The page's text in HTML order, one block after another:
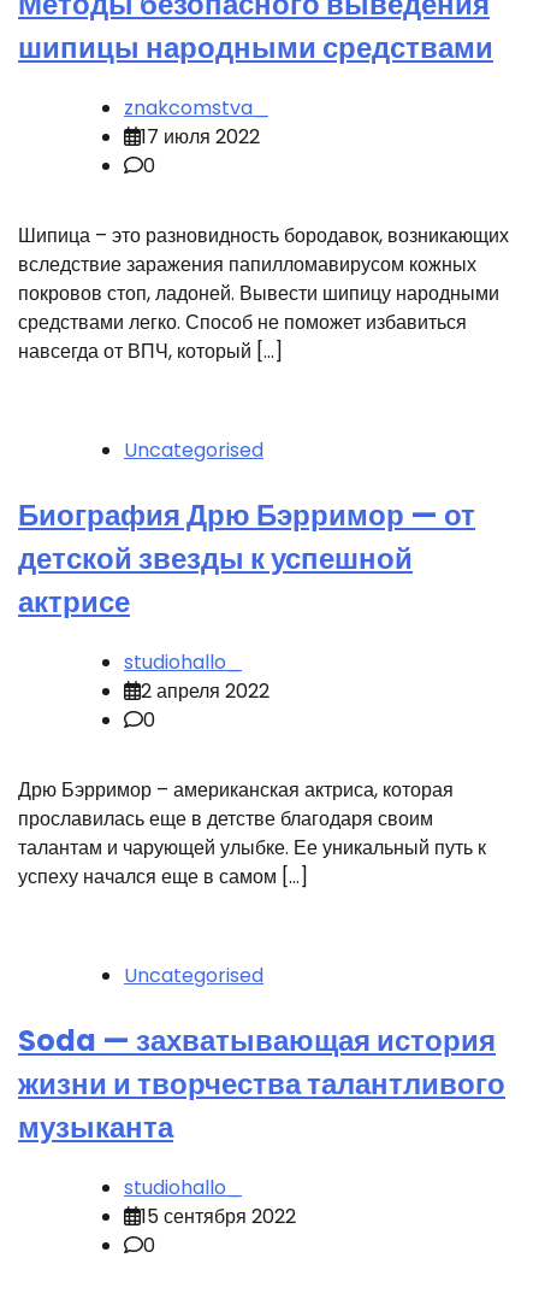
шипицы народными средствами
znakcomstva_
17 июля 2022
0
Шипица – это разновидность бородавок, возникающих
вследствие заражения папилломавирусом кожных
покровов стоп, ладоней. Вывести шипицу народными
средствами легко. Способ не поможет избавиться
навсегда от ВПЧ, который […]
Uncategorised
Биография Дрю Бэрримор — от
детской звезды к успешной
актрисе
studiohallo_
2 апреля 2022
0
Дрю Бэрримор – американская актриса, которая
прославилась еще в детстве благодаря своим
талантам и чарующей улыбке. Ее уникальный путь к
успеху начался еще в самом […]
Uncategorised
Soda — захватывающая история
жизни и творчества талантливого
музыканта
studiohallo_
15 сентября 2022
0